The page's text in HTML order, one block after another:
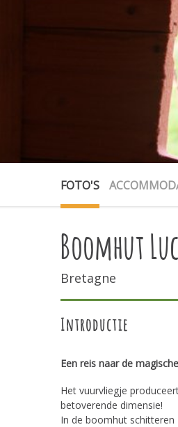
FOTO'S
Boomhut
Bretagne
Introductie
Een reis naar de
Het vuurvliegje
betoverende dimensie!
In de boomhut schitteren